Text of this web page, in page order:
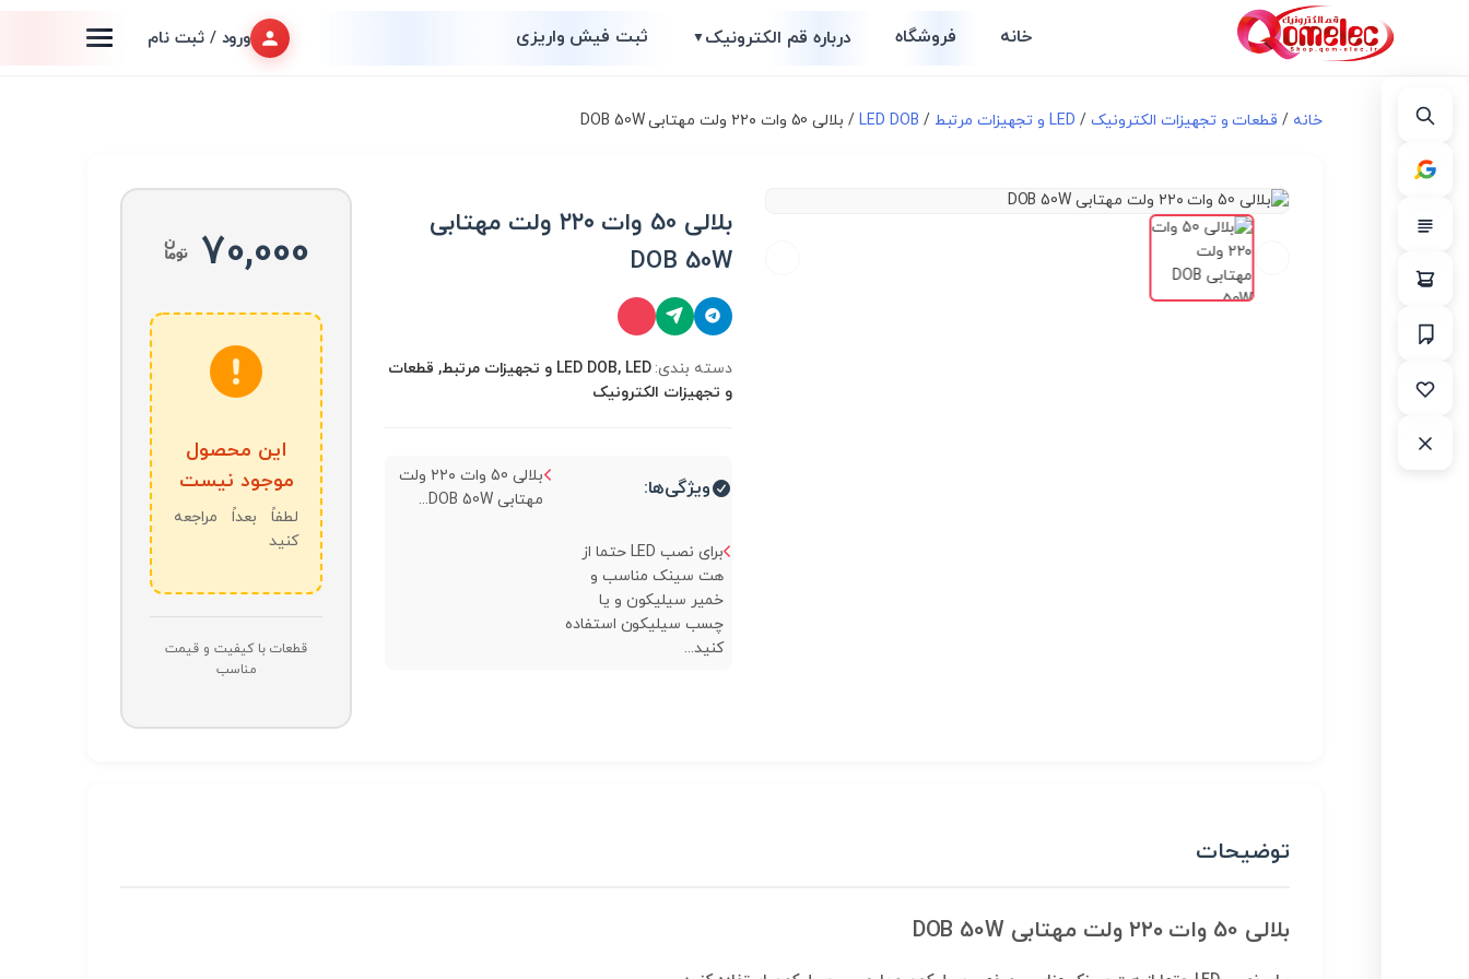
خانه فروشگاه درباره قم الکترونیک▼ ثبت فیش واریزی ورود / ثبت نام
خانه / قطعات و تجهیزات الکترونیک / LED و تجهیزات مرتبط /
LED DOB/ بلالی 50 وات ۲۲۰ ولت مهتابی DOB 50W
بلالی 50 وات ۲۲۰ ولت مهتابی
DOB 50W
دسته بندی:
LED DOB, LED و تجهیزات مرتبط, قطعات
و تجهیزات الکترونیک
ویژگی‌ها:
بلالی 50 وات ۲۲۰ ولت
مهتابی DOB 50W...
برای نصب LED حتما از
هت سینک مناسب و
خمیر سیلیکون و یا
چسب سیلیکون استفاده
کنید...
70,000
این محصول
موجود نیست
لطفاً بعداً مراجعه
کنید
قطعات با کیفیت و قیمت
مناسب
توضیحات
بلالی 50 وات ۲۲۰ ولت مهتابی DOB 50W